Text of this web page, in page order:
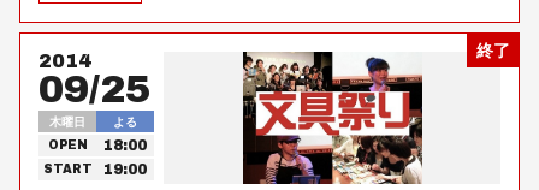
終了
2014
09/25
木曜日 よる
OPEN 18:00
START 19:00